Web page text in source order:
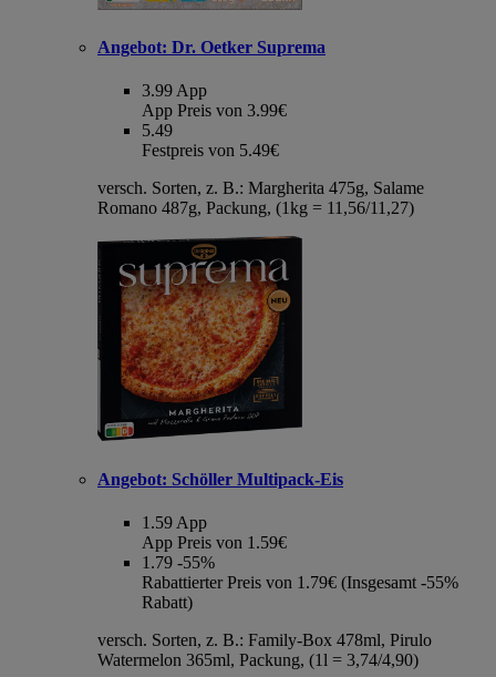
Angebot: Dr. Oetker Suprema
3.99 App
App Preis von 3.99€
5.49
Festpreis von 5.49€
versch. Sorten, z. B.: Margherita 475g, Salame
Romano 487g, Packung, (1kg = 11,56/11,27)
Angebot: Schöller Multipack-Eis
1.59 App
App Preis von 1.59€
1.79 -55%
Rabattierter Preis von 1.79€ (Insgesamt -55%
Rabatt)
versch. Sorten, z. B.: Family-Box 478ml, Pirulo
Watermelon 365ml, Packung, (1l = 3,74/4,90)